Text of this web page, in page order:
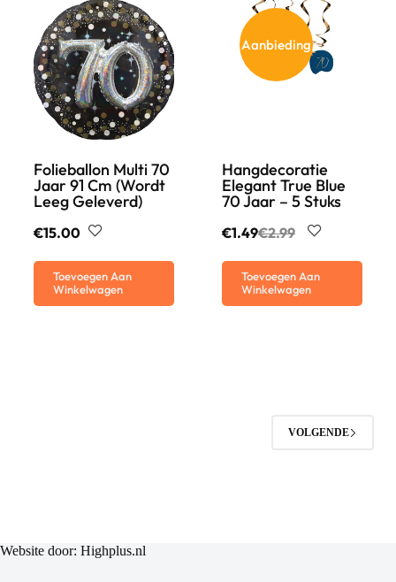
Folieballon Multi 70
Jaar 91 Cm (wordt
Leeg Geleverd)
€15.00
Toevoegen Aan
Winkelwagen
Aanbieding
Hangdecoratie
Elegant True Blue
70 Jaar – 5 Stuks
€2.99
€1.49
Toevoegen Aan
Winkelwagen
VOLGENDE
Website door: Highplus.nl